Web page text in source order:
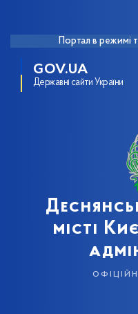
Портал в режимі
GOV.UA
Державні сайти України
місті